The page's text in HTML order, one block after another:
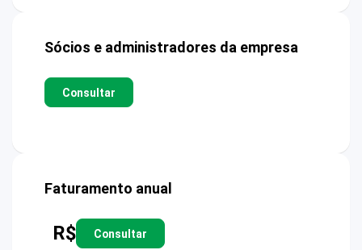
Sócios e administradores da empresa
Consultar
Faturamento anual
R$ Consultar